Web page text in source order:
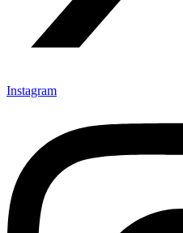
Instagram